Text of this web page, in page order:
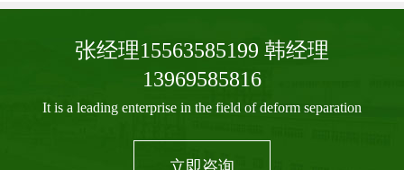
张经理15563585199 韩经理
13969585816
It is a leading enterprise in the field of deform separation
立即咨询